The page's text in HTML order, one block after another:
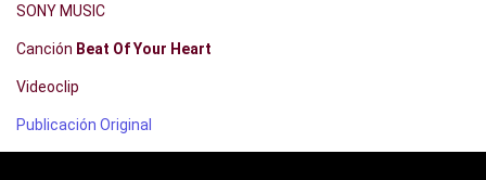
SONY MUSIC
Canción Beat Of Your Heart
Videoclip
Publicación Original